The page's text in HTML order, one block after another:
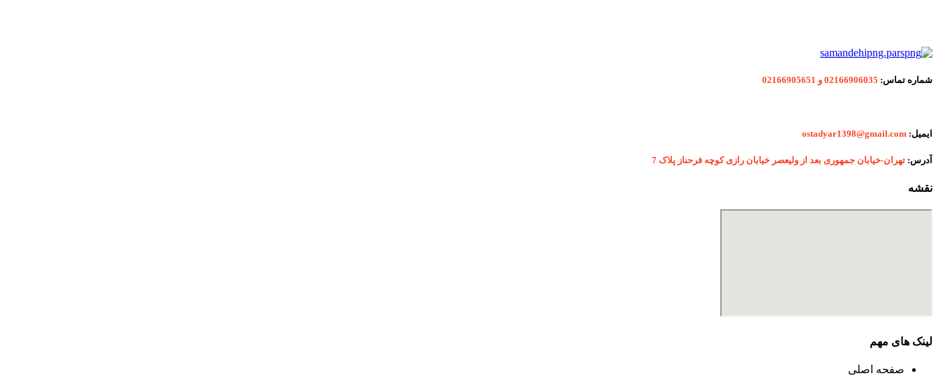
شماره تماس: 02166906035 و 02166905651
ایمیل: ostadyar1398@gmail.com
آدرس: تهران-خیابان جمهوری بعد از ولیعصر خیابان رازی کوچه فرحناز پلاک 7
نقشه
لینک های مهم
صفحه اصلی